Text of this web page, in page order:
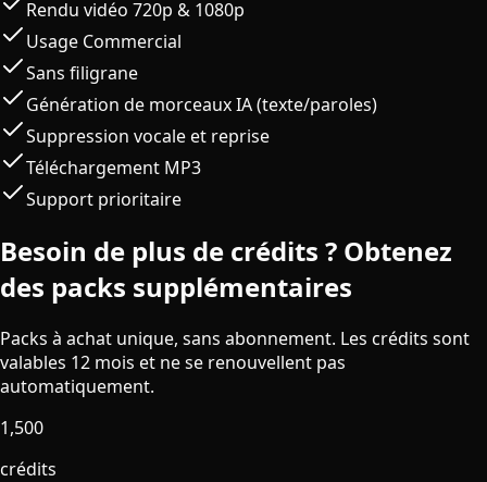
Rendu vidéo 720p & 1080p
Usage Commercial
Sans filigrane
Génération de morceaux IA (texte/paroles)
Suppression vocale et reprise
Téléchargement MP3
Support prioritaire
Besoin de plus de crédits ? Obtenez
des packs supplémentaires
Packs à achat unique, sans abonnement. Les crédits sont
valables 12 mois et ne se renouvellent pas
automatiquement.
1,500
crédits